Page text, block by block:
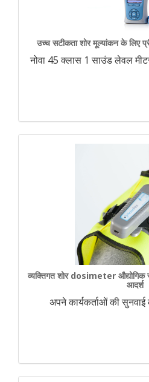
उच्च सटीकता शोर मूल्यांकन के लिए
नोवा 45 क्लास 1 साउंड लेवल
व्यक्तिगत शोर dosimeter औद्योगिक
आदर्श
अपने कार्यकर्ताओं की